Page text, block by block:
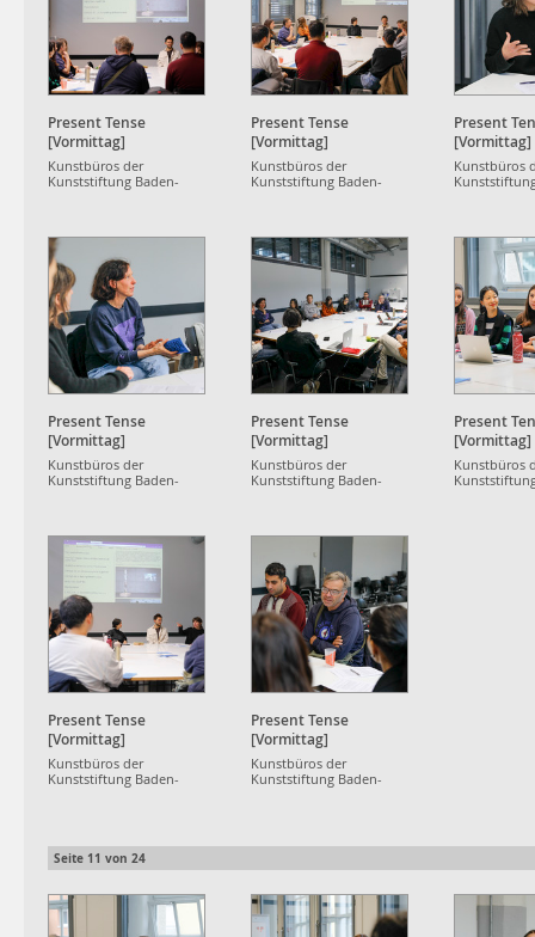
Present Tense
[Vormittag]
Kunstbüros der
Kunststiftung Baden-
Present Tense
[Vormittag]
Kunstbüros der
Kunststiftung Baden-
Present
[Vormittag]
Kunstbüros
Present Tense
[Vormittag]
Kunstbüros der
Kunststiftung Baden-
Present Tense
[Vormittag]
Kunstbüros der
Kunststiftung Baden-
Present
[Vormittag]
Kunstbüros
Present Tense
[Vormittag]
Kunstbüros der
Kunststiftung Baden-
Present Tense
[Vormittag]
Kunstbüros der
Kunststiftung Baden-
Seite 11 von 24